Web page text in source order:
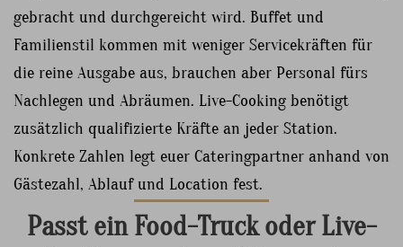
gebracht und durchgereicht wird. Buffet und
Familienstil kommen mit weniger Servicekräften für
die reine Ausgabe aus, brauchen aber Personal fürs
Nachlegen und Abräumen. Live-Cooking benötigt
zusätzlich qualifizierte Kräfte an jeder Station.
Konkrete Zahlen legt euer Cateringpartner anhand von
Gästezahl, Ablauf und Location fest.
Passt ein Food-Truck oder Live-